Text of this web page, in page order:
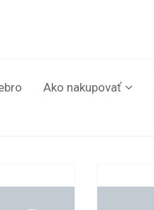
Ako nakupovať